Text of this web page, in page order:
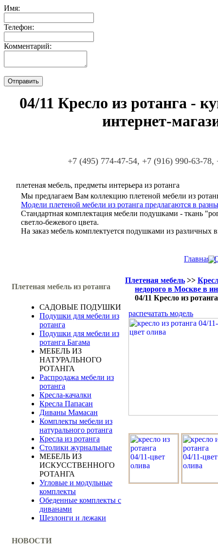
Имя:
Телефон:
Комментарий:
04/11 Кресло из ротанга -
интернет-
+7 (495) 774-47-54, +7 (916) 990-63-78,
плетеная мебель, предметы интерьера из ротанга
Мы предлагаем Вам коллекцию плетеной мебели из
Модели плетеной мебели из ротанга предлагаются в
Стандартная комплектация мебели подушками - ткань
светло-бежевого цвета.
На заказ мебель комплектуется подушками из различных
Главная
Плетеная мебель из ротанга
САДОВЫЕ ПОДУШКИ
Подушки для мебели из
ротанга
Подушки для мебели из
ротанга Багама
МЕБЕЛЬ ИЗ
НАТУРАЛЬНОГО
РОТАНГА
Распродажа мебели из
ротанга
Кресла-качалки
Кресла Папасан
Диваны Мамасан
Комплекты мебели из
натурального ротанга
Кресла из ротанга
Столики журнальные
МЕБЕЛЬ ИЗ
ИСКУССТВЕННОГО
РОТАНГА
Угловые и модульные
комплекты
Обеденные комплекты с
диванами
Шезлонги и лежаки
НОВОСТИ
Плетеная мебель >>
недорого в Москве в
04/11 Кресло из ротанга
распечатать модель